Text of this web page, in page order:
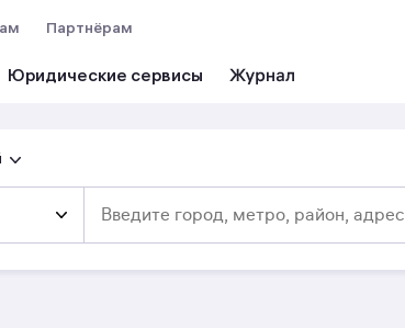
Юридические сервисы
Партнёрам